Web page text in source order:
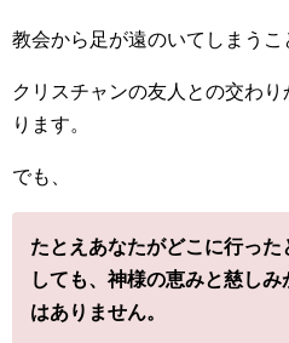
教会から足が遠のいてしまうこ
クリスチャンの友人との交わ
ります。
でも、
たとえあなたがどこに行っ
しても、神様の恵みと慈し
はありません。